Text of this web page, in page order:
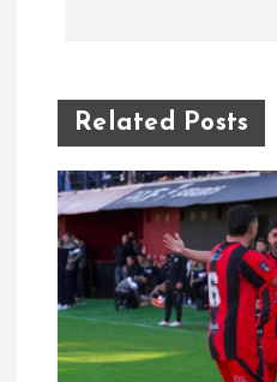
a
c
ó
Related Posts